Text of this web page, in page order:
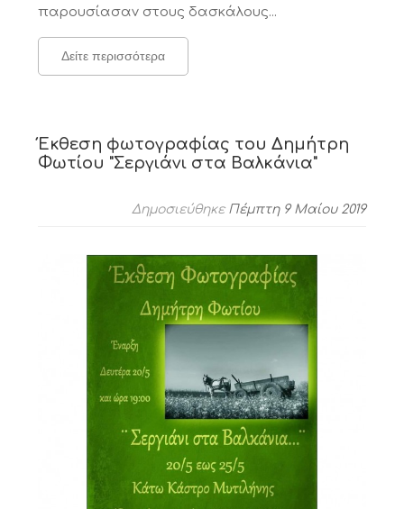
παρουσίασαν στους δασκάλους...
Δείτε περισσότερα
Έκθεση φωτογραφίας του Δημήτρη
Φωτίου "Σεργιάνι στα Βαλκάνια"
Δημοσιεύθηκε Πέμπτη 9 Μαίου 2019